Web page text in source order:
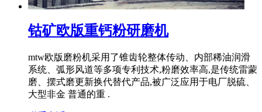
钴矿欧版重钙粉研磨机
mtw欧版磨粉机采用了锥齿轮整体传动、内部稀油润滑
系统、弧形风道等多项专利技术,粉磨效率高,是传统雷蒙
磨、摆式磨更新换代替代产品,被广泛应用于电厂脱硫、
大型非金 普通的重 .